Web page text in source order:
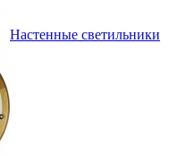
Настенные светильники